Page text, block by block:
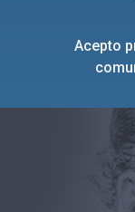
Acepto